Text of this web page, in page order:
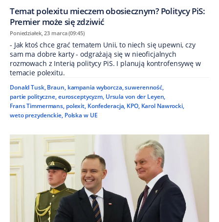
Temat polexitu mieczem obosiecznym? Politycy PiS:
Premier może się zdziwić
Poniedziałek, 23 marca (09:45)
- Jak ktoś chce grać tematem Unii, to niech się upewni, czy
sam ma dobre karty - odgrażają się w nieoficjalnych
rozmowach z Interią politycy PiS. I planują kontrofensywę w
temacie polexitu.
Donald Tusk, Braun, kampania wyborcza,suwerenność,
partie polityczne,eurosceptycyzm, Ursula von der Leyen,
Frans Timmermans, polexit, Konfederacja, KPO, Karol Nawrocki,
weto prezydenckie, Polska w UE